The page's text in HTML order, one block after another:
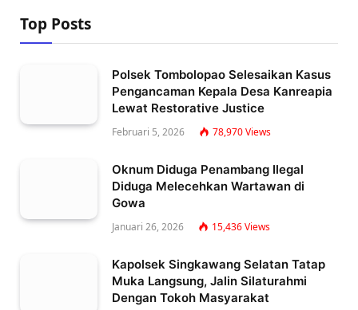
Top Posts
Polsek Tombolopao Selesaikan Kasus
Pengancaman Kepala Desa Kanreapia
Lewat Restorative Justice
Februari 5, 2026 78,970Views
Oknum Diduga Penambang Ilegal
Diduga Melecehkan Wartawan di
Gowa
Januari 26, 2026 15,436Views
Kapolsek Singkawang Selatan Tatap
Muka Langsung, Jalin Silaturahmi
Dengan Tokoh Masyarakat